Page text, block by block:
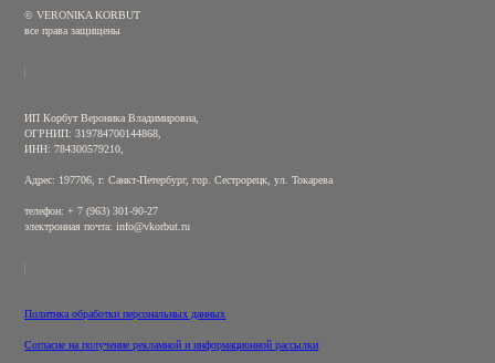
© VERONIKA KORBUT
все права защищены
ИП Корбут Вероника Владимировна,
ОГРНИП: 319784700144868,
ИНН: 784300579210,
Адрес: 197706, г. Санкт-Петербург, гор. Сестрорецк, ул. Токарева
телефон: + 7 (963) 301-90-27
электронная почта: info@vkorbut.ru
Политика обработки персональных данных
Согласие на получение рекламной и информационной рассылки